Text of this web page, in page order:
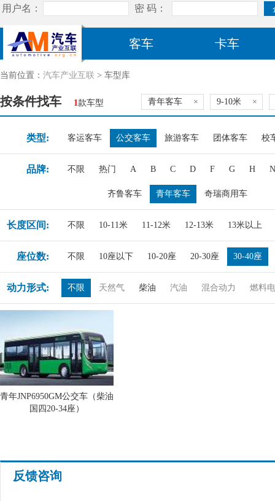
客车 卡车
当前位置： 汽车产业互联 > 车型库
按条件找车 1款车型 青年客车 × 9-10米 ×
类型: 客运客车 公交客车 旅游客车 团体客车 校
品牌: 不限 热门 A B C D F G H N
齐鲁客车 青年客车 奇瑞商用车
长度区间: 不限 10-11米 11-12米 12-13米 13米以上
座位数: 不限 10座以下 10-20座 20-30座 30-40座
动力形式: 不限 天然气 柴油 汽油 混合动力 燃料
青年JNP6950GM公交车（柴油
国四20-34座）
反馈咨询